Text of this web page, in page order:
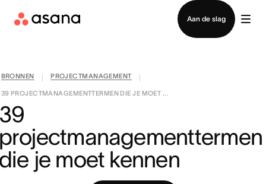
Aan de slag
Contact opnemen met verkoop
BRONNEN PROJECTMANAGEMENT
39 PROJECTMANAGEMENTTERMEN DIE JE MOET ...
je moet kennen